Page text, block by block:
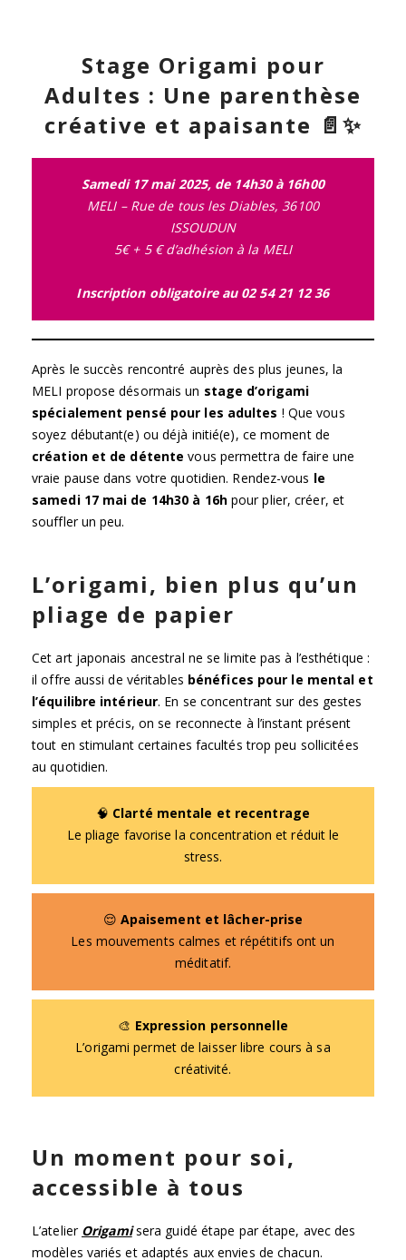
Stage Origami pour
Adultes : Une parenthèse
créative et apaisante 📄✨
Samedi 17 mai 2025, de 14h30 à 16h00
MELI – Rue de tous les Diables, 36100
ISSOUDUN
5€ + 5 € d’adhésion à la MELI
Inscription obligatoire au 02 54 21 12 36
Après le succès rencontré auprès des plus jeunes, la
MELI propose désormais un stage d’origami
spécialement pensé pour les adultes ! Que vous
soyez débutant(e) ou déjà initié(e), ce moment de
création et de détente vous permettra de faire une
vraie pause dans votre quotidien. Rendez-vous le
samedi 17 mai de 14h30 à 16hpour plier, créer, et
souffler un peu.
L’origami, bien plus qu’un
pliage de papier
Cet art japonais ancestral ne se limite pas à l’esthétique :
il offre aussi de véritables bénéfices pour le mental et
l’équilibre intérieur. En se concentrant sur des gestes
simples et précis, on se reconnecte à l’instant présent
tout en stimulant certaines facultés trop peu sollicitées
au quotidien.
🧠 Clarté mentale et recentrage
Le pliage favorise la concentration et réduit le
stress.
😌 Apaisement et lâcher-prise
Les mouvements calmes et répétitifs ont un
méditatif.
🎨 Expression personnelle
L’origami permet de laisser libre cours à sa
créativité.
Un moment pour soi,
accessible à tous
L’atelier Origamisera guidé étape par étape, avec des
modèles variés et adaptés aux envies de chacun.